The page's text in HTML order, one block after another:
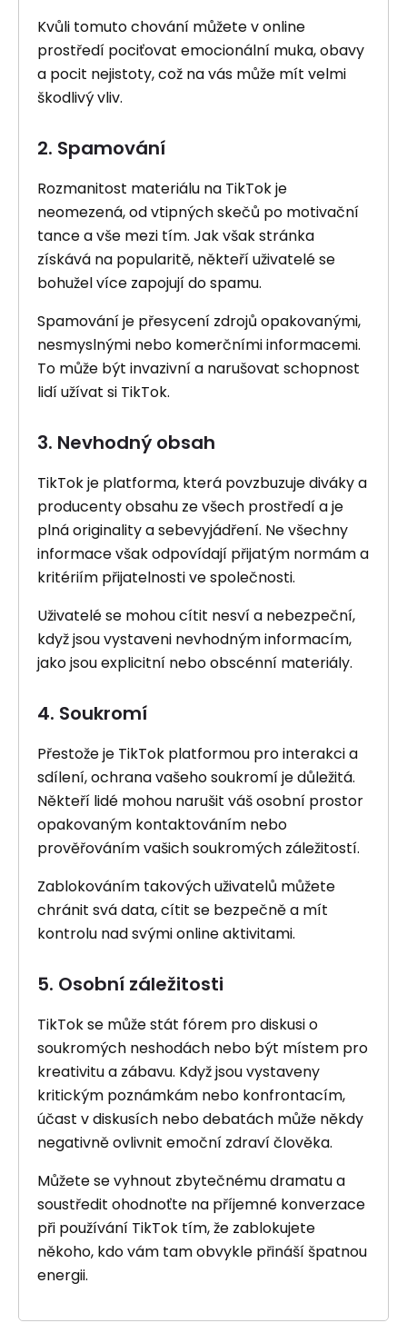
Kvůli tomuto chování můžete v online
prostředí pociťovat emocionální muka, obavy
a pocit nejistoty, což na vás může mít velmi
škodlivý vliv.
2. Spamování
Rozmanitost materiálu na TikTok je
neomezená, od vtipných skečů po motivační
tance a vše mezi tím. Jak však stránka
získává na popularitě, někteří uživatelé se
bohužel více zapojují do spamu.
Spamování je přesycení zdrojů opakovanými,
nesmyslnými nebo komerčními informacemi.
To může být invazivní a narušovat schopnost
lidí užívat si TikTok.
3. Nevhodný obsah
TikTok je platforma, která povzbuzuje diváky a
producenty obsahu ze všech prostředí a je
plná originality a sebevyjádření. Ne všechny
informace však odpovídají přijatým normám a
kritériím přijatelnosti ve společnosti.
Uživatelé se mohou cítit nesví a nebezpeční,
když jsou vystaveni nevhodným informacím,
jako jsou explicitní nebo obscénní materiály.
4. Soukromí
Přestože je TikTok platformou pro interakci a
sdílení, ochrana vašeho soukromí je důležitá.
Někteří lidé mohou narušit váš osobní prostor
opakovaným kontaktováním nebo
prověřováním vašich soukromých záležitostí.
Zablokováním takových uživatelů můžete
chránit svá data, cítit se bezpečně a mít
kontrolu nad svými online aktivitami.
5. Osobní záležitosti
TikTok se může stát fórem pro diskusi o
soukromých neshodách nebo být místem pro
kreativitu a zábavu. Když jsou vystaveny
kritickým poznámkám nebo konfrontacím,
účast v diskusích nebo debatách může někdy
negativně ovlivnit emoční zdraví člověka.
Můžete se vyhnout zbytečnému dramatu a
soustředit ohodnoťte na příjemné konverzace
při používání TikTok tím, že zablokujete
někoho, kdo vám tam obvykle přináší špatnou
energii.